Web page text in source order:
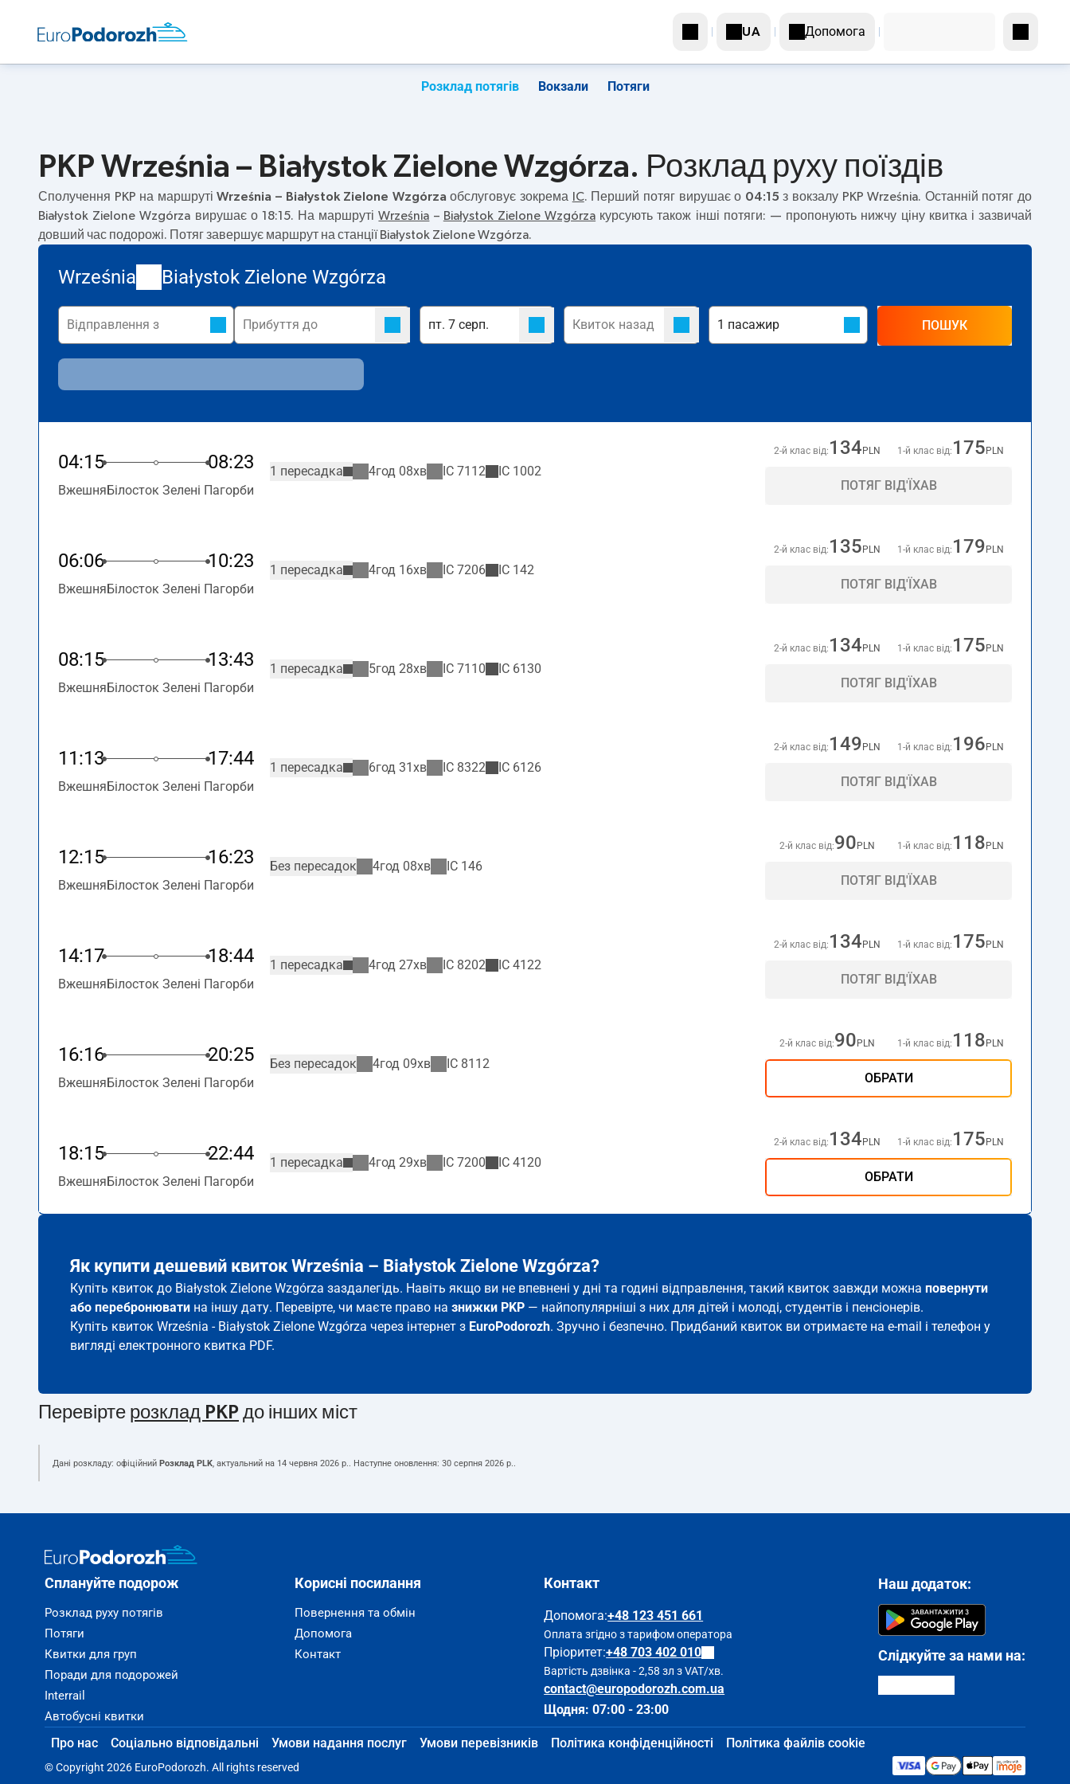
UA Допомога
Розклад потягів Вокзали Потяги
PKP Września – Białystok Zielone Wzgórza. Розклад руху поїздів
Сполучення PKP на маршрутіWrześnia – Białystok Zielone Wzgórza обслуговує зокрема IC. Перший потяг вирушає о 04:15 з вокзалу PKP Września. Останній потяг до
Białystok Zielone Wzgórza вирушає о 18:15. На маршрутіWrześnia – Białystok Zielone Wzgórza курсують також інші потяги: — пропонують нижчу ціну квитка і зазвичай
довший час подорожі. Потяг завершує маршрут на станції Białystok Zielone Wzgórza.
Września Białystok Zielone Wzgórza
ПОШУК
04:15 08:23
ВжешняБілосток Зелені Пагорби
1 пересадка 4год 08хв IC 7112 IC 1002
2-й клас від: 134 PLN 1-й клас від: 175 PLN
ПОТЯГ ВІД'ЇХАВ
06:06 10:23
ВжешняБілосток Зелені Пагорби
1 пересадка 4год 16хв IC 7206 IC 142
2-й клас від: 135 PLN 1-й клас від: 179 PLN
ПОТЯГ ВІД'ЇХАВ
08:15 13:43
ВжешняБілосток Зелені Пагорби
1 пересадка 5год 28хв IC 7110 IC 6130
2-й клас від: 134 PLN 1-й клас від: 175 PLN
ПОТЯГ ВІД'ЇХАВ
11:13 17:44
ВжешняБілосток Зелені Пагорби
1 пересадка 6год 31хв IC 8322 IC 6126
2-й клас від: 149 PLN 1-й клас від: 196 PLN
ПОТЯГ ВІД'ЇХАВ
12:15 16:23
ВжешняБілосток Зелені Пагорби
Без пересадок 4год 08хв IC 146
2-й клас від:90 PLN 1-й клас від: 118 PLN
ПОТЯГ ВІД'ЇХАВ
14:17 18:44
ВжешняБілосток Зелені Пагорби
1 пересадка 4год 27хв IC 8202 IC 4122
2-й клас від: 134 PLN 1-й клас від: 175 PLN
ПОТЯГ ВІД'ЇХАВ
16:16 20:25
ВжешняБілосток Зелені Пагорби
Без пересадок 4год 09хв IC 8112
2-й клас від:90 PLN 1-й клас від: 118 PLN
ОБРАТИ
18:15 22:44
ВжешняБілосток Зелені Пагорби
1 пересадка 4год 29хв IC 7200 IC 4120
2-й клас від: 134 PLN 1-й клас від: 175 PLN
ОБРАТИ
Як купити дешевий квиток Września – Białystok Zielone Wzgórza?
Купіть квиток до Białystok Zielone Wzgórza заздалегідь. Навіть якщо ви не впевнені у дні та годині відправлення, такий квиток завжди можна повернути
або перебронювати на іншу дату. Перевірте, чи маєте право на знижки PKP — найпопулярніші з них для дітей і молоді, студентів і пенсіонерів.
Купіть квиток Września - Białystok Zielone Wzgórza через інтернет з EuroPodorozh. Зручно і безпечно. Придбаний квиток ви отримаєте на e-mail і телефон у
вигляді електронного квитка PDF.
Перевірте розклад PKP до інших міст
Дані розкладу: офіційний Розклад PLK, актуальний на 14 червня 2026 р.. Наступне оновлення: 30 серпня 2026 р..
Сплануйте подорож
Розклад руху потягів
Потяги
Квитки для груп
Поради для подорожей
Interrail
Автобусні квитки
Корисні посилання
Повернення та обмін
Допомога
Контакт
Контакт
Допомога:+48 123 451 661
Оплата згідно з тарифом оператора
Пріоритет:+48 703 402 010
Вартість дзвінка - 2,58 зл з VAT/хв.
contact@europodorozh.com.ua
Щодня: 07:00 - 23:00
Наш додаток:
Слідкуйте за нами на:
Про нас Соціально відповідальні Умови надання послуг Умови перевізників Політика конфіденційності Політика файлів cookie
© Copyright 2026 EuroPodorozh. All rights reserved